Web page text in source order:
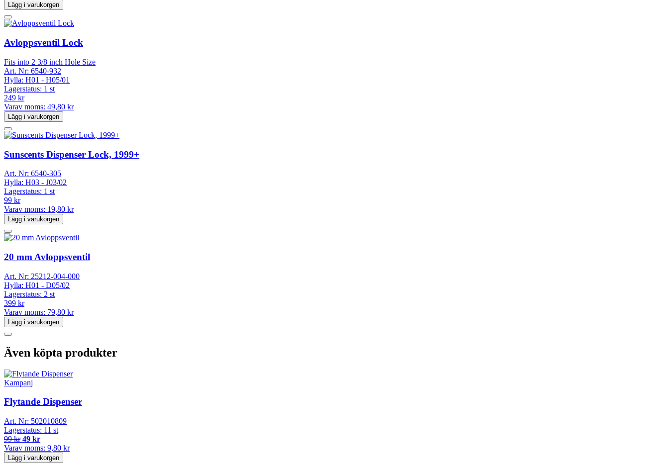
Lägg i varukorgen
Avloppsventil Lock
Fits into 2 3/8 inch Hole Size
Art. Nr: 6540-932
Hylla: H01 - H05/01
Lagerstatus: 1 st
249 kr
Varav moms: 49,80 kr
Lägg i varukorgen
Sunscents Dispenser Lock, 1999+
Art. Nr: 6540-305
Hylla: H03 - J03/02
Lagerstatus: 1 st
99 kr
Varav moms: 19,80 kr
Lägg i varukorgen
20 mm Avloppsventil
Art. Nr: 25212-004-000
Hylla: H01 - D05/02
Lagerstatus: 2 st
399 kr
Varav moms: 79,80 kr
Lägg i varukorgen
Även köpta produkter
Kampanj
Flytande Dispenser
Art. Nr: 502010809
Lagerstatus: 11 st
99 kr 49 kr
Varav moms: 9,80 kr
Lägg i varukorgen